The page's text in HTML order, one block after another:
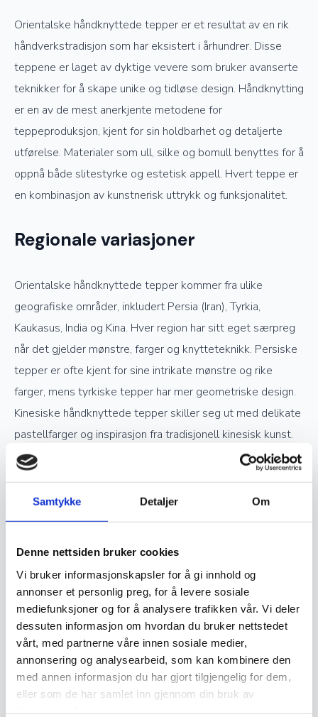
Samtykke Detaljer Om
Denne nettsiden bruker cookies
Vi bruker informasjonskapsler for å gi innhold og
annonser et personlig preg, for å levere sosiale
mediefunksjoner og for å analysere trafikken vår. Vi deler
dessuten informasjon om hvordan du bruker nettstedet
vårt, med partnerne våre innen sosiale medier,
annonsering og analysearbeid, som kan kombinere den
med annen informasjon du har gjort tilgjengelig for dem,
eller som de har samlet inn gjennom din bruk av
Orientalske håndknyttede tepper er et resultat av en rik
håndverkstradisjon som har eksistert i århundrer. Disse
teppene er laget av dyktige vevere som bruker avanserte
teknikker for å skape unike og tidløse design. Håndknytting
er en av de mest anerkjente metodene for
teppeproduksjon, kjent for sin holdbarhet og detaljerte
utførelse. Materialer som ull, silke og bomull benyttes for å
oppnå både slitestyrke og estetisk appell. Hvert teppe er
en kombinasjon av kunstnerisk uttrykk og funksjonalitet.
Regionale variasjoner
Orientalske håndknyttede tepper kommer fra ulike
geografiske områder, inkludert Persia (Iran), Tyrkia,
Kaukasus, India og Kina. Hver region har sitt eget særpreg
når det gjelder mønstre, farger og knytteteknikk. Persiske
tepper er ofte kjent for sine intrikate mønstre og rike
farger, mens tyrkiske tepper har mer geometriske design.
Kinesiske håndknyttede tepper skiller seg ut med delikate
pastellfarger og inspirasjon fra tradisjonell kinesisk kunst.
Verdsettelse og investering
Ekte håndknyttede orientalske tepper er ettertraktede
samlerobjekter og kan være en god investering. Jo høyere
kvalitet og finere knytting et teppe har, desto mer
verdifullt blir det over tid. Opprinnelse, materialvalg og
knutetetthet spiller en stor rolle i vurderingen av et teppes
verdi, og godt vedlikeholdte håndknyttede tepper kan gå i
arv i generasjoner.
Vedlikehold og levetid